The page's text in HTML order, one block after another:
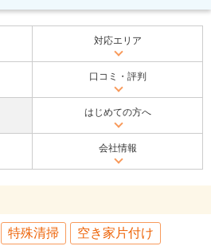
対応エリア
口コミ・評判
はじめての方へ
会社情報
特殊清掃
空き家片付け